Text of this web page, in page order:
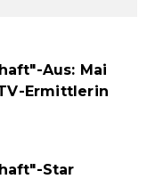
Aus: Mai
Ermittlerin
Star